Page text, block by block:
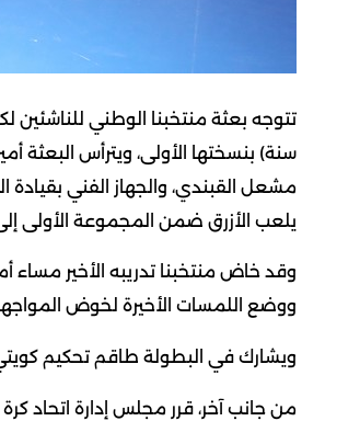
سنة) بنسختها الأولى، ويترأس البعثة
مشعل القبندي، والجهاز الفني
يلعب الأزرق ضمن المجموعة الأولى
وقد خاض منتخبنا تدريبه الأخير
ووضع اللمسات الأخيرة لخوض المواجهة
ويشارك في البطولة طاقم تحكيم
من جانب آخر، قرر مجلس إدارة اتحاد